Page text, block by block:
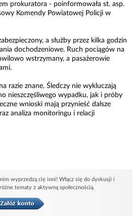
prokuratora - poinformowała st. asp.
Komendy Powiatowej Policji w
a służby przez kilka godzin
dochodzeniowe. Ruch pociągów na
wstrzymany, a pasażerowie
razie znane. Śledczy nie wykluczają
nieszczęśliwego wypadku, jak i próby
wnioski mają przynieść dalsze
analiza monitoringu i relacji
wyprzedzą cię inni! Włącz się do dyskusji i
tematy z aktywną społecznością.